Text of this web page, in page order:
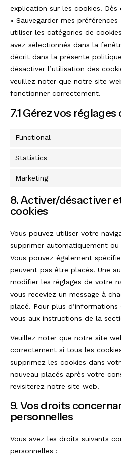
explication sur les cookies. Dès
« Sauvegarder mes
utiliser les catégories de
avez sélectionnés dans la
décrit dans la présente
désactiver l’utilisation des
veuillez noter que notre site
fonctionner correctement.
7.1 Gérez vos
Functional
Statistics
Marketing
8. Activer/désactiver
cookies
Vous pouvez utiliser votre
supprimer automatiquement
Vous pouvez également
peuvent pas être placés. Une
modifier les réglages de votre
vous receviez un message à
placé. Pour plus
vous aux instructions de la
Veuillez noter que notre site
correctement si tous les
supprimez les cookies dans
nouveau placés après votre
revisiterez notre site web.
9. Vos droits
personnelles
Vous avez les droits suivants
personnelles :